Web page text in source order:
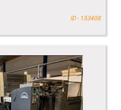
ID - 153408